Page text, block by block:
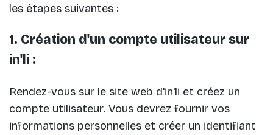
les étapes suivantes :
1. Création d'un compte utilisateur sur
in'li :
Rendez-vous sur le site web d'in'li et créez un
compte utilisateur. Vous devrez fournir vos
informations personnelles et créer un identifiant